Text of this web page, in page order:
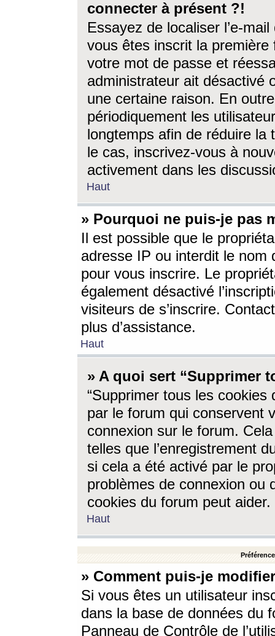
connecter à présent ?!
Essayez de localiser l’e-
vous êtes inscrit la première
votre mot de passe et
administrateur ait désactivé
une certaine raison. En
périodiquement les
longtemps afin de réduire la
le cas, inscrivez-vous à
activement dans les
Haut
» Pourquoi ne puis-je pas
Il est possible que le
adresse IP ou interdit le nom
pour vous inscrire. Le
également désactivé
visiteurs de s’inscrire.
plus d’assistance.
Haut
» A quoi sert “Supprimer
“Supprimer tous les cookies
par le forum qui conservent
connexion sur le forum.
telles que l’enregistrement
si cela a été activé par le
problèmes de connexion ou
cookies du forum peut aider.
Haut
» Comment puis-je
Si vous êtes un utilisateur
dans la base de données du
Panneau de Contrôle de